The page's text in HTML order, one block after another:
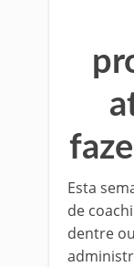
Esta
de
dentre